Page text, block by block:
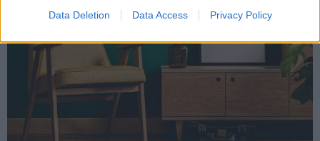
Data Deletion Data Access Privacy Policy